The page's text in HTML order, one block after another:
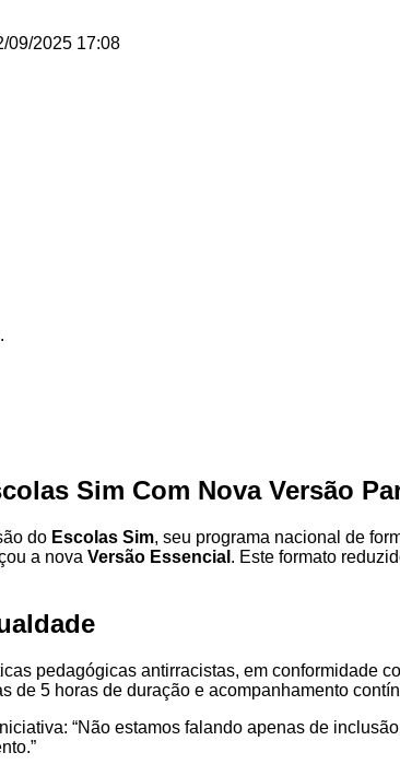
09/2025 17:08
Sim Com Nova Versão
do Escolas Sim, seu programa nacional de
a nova Versão Essencial . Este formato
pedagógicas antirracistas, em conformidade
5 horas de duração e acompanhamento
“Não estamos falando apenas de